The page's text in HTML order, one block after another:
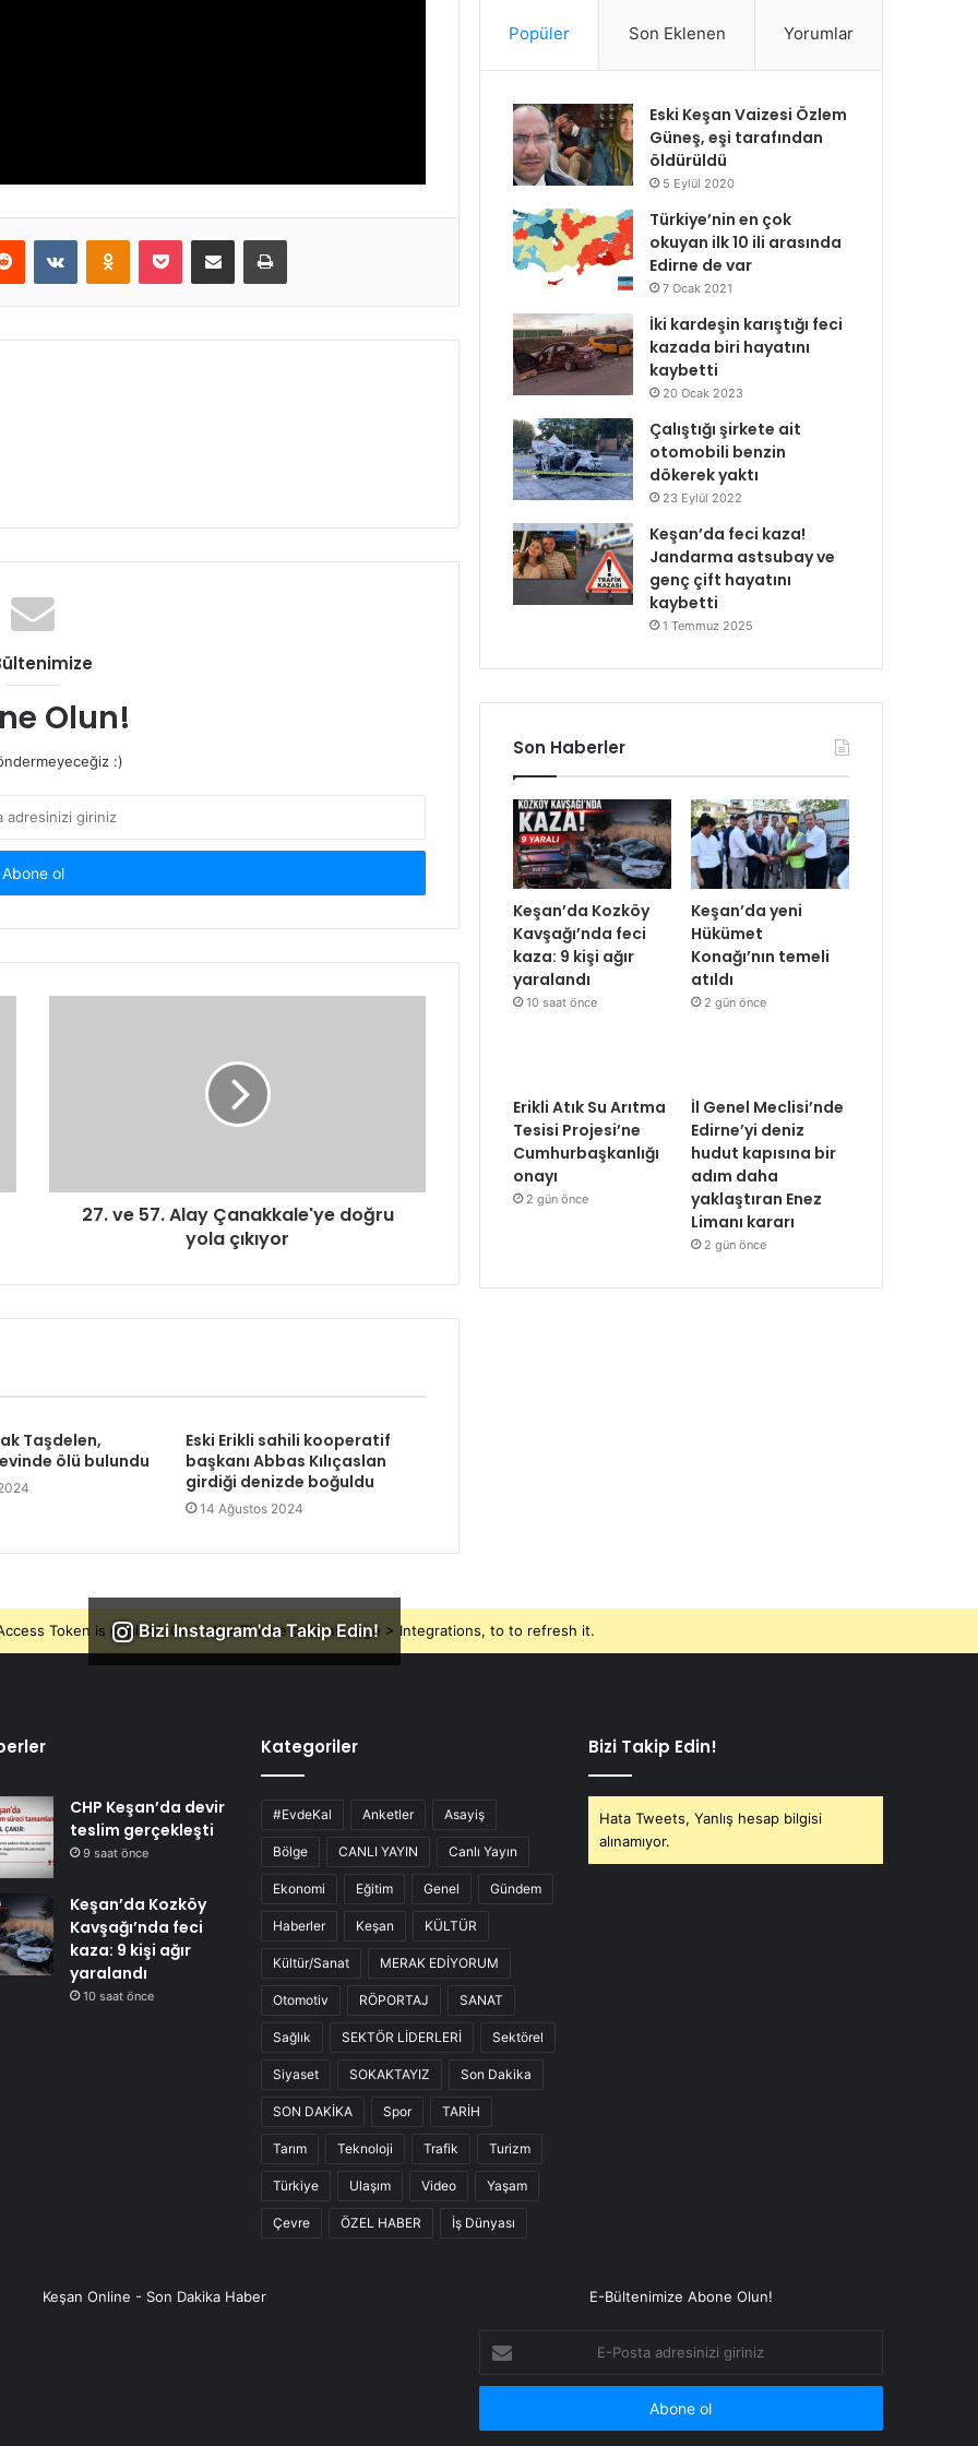
Olun!
:)
27. ve 57. Alay Çanakkale'ye doğru
yola çıkıyor
Taşdelen,
ölü bulundu
Eski Erikli sahili kooperatif
başkanı Abbas Kılıçaslan
girdiği denizde boğuldu
14 Ağustos 2024
Popüler Son Eklenen Yorumlar
Eski Keşan Vaizesi Özlem
Güneş, eşi tarafından
öldürüldü
5 Eylül 2020
Türkiye’nin en çok
okuyan ilk 10 ili arasında
Edirne de var
7 Ocak 2021
İki kardeşin karıştığı feci
kazada biri hayatını
kaybetti
20 Ocak 2023
Çalıştığı şirkete ait
otomobili benzin
dökerek yaktı
23 Eylül 2022
Keşan’da feci kaza!
Jandarma astsubay ve
genç çift hayatını
kaybetti
1 Temmuz 2025
Son Haberler
Keşan’da Kozköy
Kavşağı’nda feci
kaza: 9 kişi ağır
yaralandı
10 saat önce
Keşan’da yeni
Hükümet
Konağı’nın temeli
atıldı
2 gün önce
Erikli Atık Su Arıtma
Tesisi Projesi’ne
Cumhurbaşkanlığı
onayı
2 gün önce
İl Genel Meclisi’nde
Edirne’yi deniz
hudut kapısına bir
adım daha
yaklaştıran Enez
Limanı kararı
2 gün önce
Bizi Instagram'da Takip Edin!
Token is expired, Go to the Theme options page > Integrations, to to refresh it.
CHP Keşan’da devir
teslim gerçekleşti
9 saat önce
Keşan’da Kozköy
Kavşağı’nda feci
kaza: 9 kişi ağır
yaralandı
10 saat önce
Kategoriler
#EvdeKal Anketler Asayiş
Bölge CANLI YAYIN Canlı Yayın
Ekonomi Eğitim Genel Gündem
Haberler Keşan KÜLTÜR
Kültür/Sanat MERAK EDİYORUM
Otomotiv RÖPORTAJ SANAT
Sağlık SEKTÖR LİDERLERİ Sektörel
Siyaset SOKAKTAYIZ Son Dakika
SON DAKİKA Spor TARİH
Tarım Teknoloji Trafik Turizm
Türkiye Ulaşım Video Yaşam
Çevre ÖZEL HABER İş Dünyası
Bizi Takip Edin!
Hata Tweets, Yanlış hesap bilgisi
alınamıyor.
Keşan Online - Son Dakika Haber E-Bültenimize Abone Olun!
Posta
adresinizi